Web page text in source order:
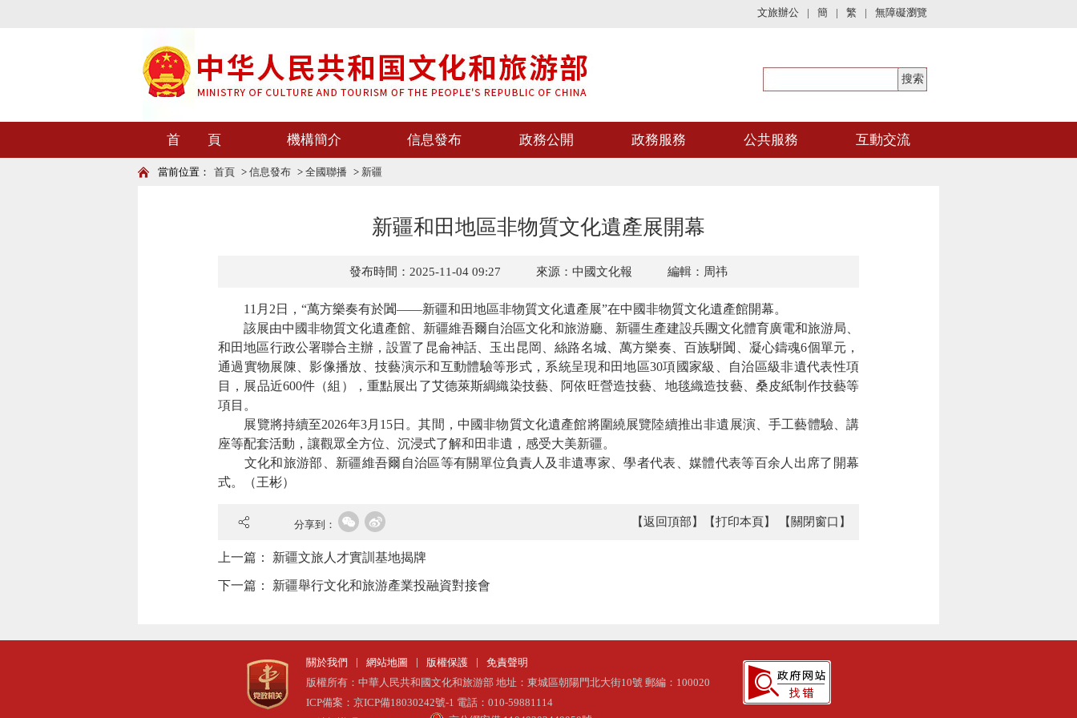
文旅辦公 | 簡 | 繁 | 無障礙瀏覽
首 頁 機構簡介 信息發布 政務公開 政務服務 公共服務 互動交流
當前位置： 首頁 > 信息發布 > 全國聯播 > 新疆
新疆和田地區非物質文化遺產展開幕
發布時間：2025-11-04 09:27 來源：中國文化報 編輯：周祎
11月2日，“萬方樂奏有於闐——新疆和田地區非物質文化遺產展”在中國非物質文化遺產館開幕。
該展由中國非物質文化遺產館、新疆維吾爾自治區文化和旅游廳、新疆生產建設兵團文化體育廣電和旅游局、
和田地區行政公署聯合主辦，設置了昆侖神話、玉出昆岡、絲路名城、萬方樂奏、百族駢闐、凝心鑄魂6個單元，
通過實物展陳、影像播放、技藝演示和互動體驗等形式，系統呈現和田地區30項國家級、自治區級非遺代表性項
目，展品近600件（組），重點展出了艾德萊斯綢織染技藝、阿依旺營造技藝、地毯織造技藝、桑皮紙制作技藝等
項目。
展覽將持續至2026年3月15日。其間，中國非物質文化遺產館將圍繞展覽陸續推出非遺展演、手工藝體驗、講
座等配套活動，讓觀眾全方位、沉浸式了解和田非遺，感受大美新疆。
文化和旅游部、新疆維吾爾自治區等有關單位負責人及非遺專家、學者代表、媒體代表等百余人出席了開幕
式。
（王彬）
分享到： 【返回頂部】 【打印本頁】 【關閉窗口】
上一篇： 新疆文旅人才實訓基地揭牌
下一篇： 新疆舉行文化和旅游產業投融資對接會